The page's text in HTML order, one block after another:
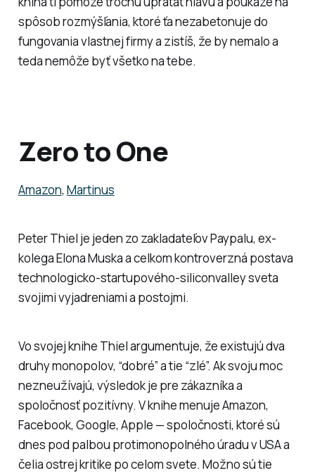
spôsob rozmýšľania, ktoré ťa nezabetonuje do
fungovania vlastnej firmy a zistíš, že by nemalo a
teda nemôže byť všetko na tebe.
Zero to One
Amazon, Martinus
Peter Thiel je jeden zo zakladateľov Paypalu, ex-
kolega Elona Muska a celkom kontroverzná postava
technologicko-startupového-siliconvalley sveta
svojimi vyjadreniami a postojmi.
Vo svojej knihe Thiel argumentuje, že existujú dva
druhy monopolov, “dobré” a tie “zlé”. Ak svoju moc
nezneužívajú, výsledok je pre zákazníka a
spoločnosť pozitívny. V knihe menuje Amazon,
Facebook, Google, Apple — spoločnosti, ktoré sú
dnes pod palbou protimonopolného úradu v USA a
čelia ostrej kritike po celom svete. Možno sú tie